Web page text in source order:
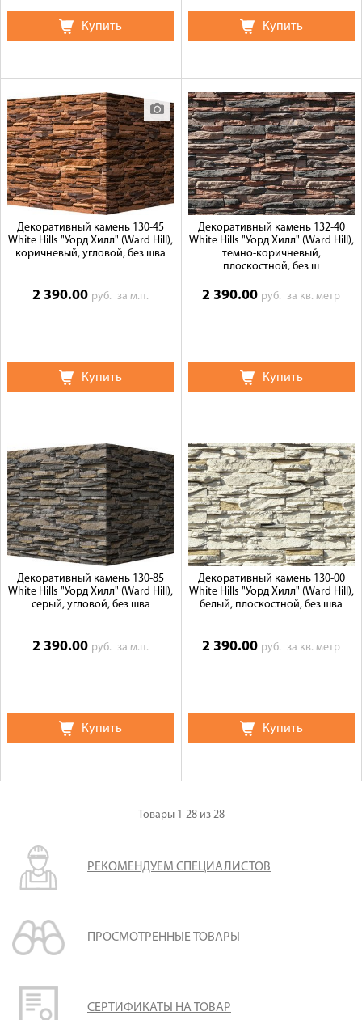
Купить Купить
Декоративный камень 130-45
White Hills "Уорд Хилл" (Ward Hill),
коричневый, угловой, без шва
2 390.00 руб.за м.п.
Купить
Декоративный камень 132-40
White Hills "Уорд Хилл" (Ward Hill),
темно-коричневый,
плоскостной, без ш
2 390.00 руб.за кв. метр
Купить
Декоративный камень 130-85
White Hills "Уорд Хилл" (Ward Hill),
серый, угловой, без шва
2 390.00 руб.за м.п.
Купить
Декоративный камень 130-00
White Hills "Уорд Хилл" (Ward Hill),
белый, плоскостной, без шва
2 390.00 руб.за кв. метр
Купить
Товары 1-28из 28
РЕКОМЕНДУЕМ СПЕЦИАЛИСТОВ
ПРОСМОТРЕННЫЕ ТОВАРЫ
СЕРТИФИКАТЫ НА ТОВАР